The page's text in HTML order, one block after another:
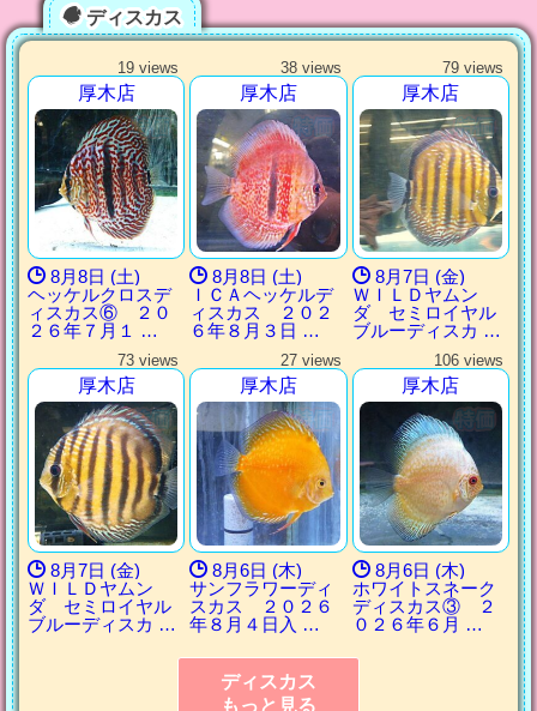
ディスカス
19 views
厚木店
8月8日 (土)
ヘッケルクロスデ
ィスカス⑥ ２０
２６年７月１ …
38 views
厚木店
8月8日 (土)
ＩＣＡヘッケルデ
ィスカス ２０２
６年８月３日 …
79 views
厚木店
8月7日 (金)
ＷＩＬＤヤムン
ダ セミロイヤル
ブルーディスカ …
73 views
厚木店
8月7日 (金)
ＷＩＬＤヤムン
ダ セミロイヤル
ブルーディスカ …
27 views
厚木店
8月6日 (木)
サンフラワーディ
スカス ２０２６
年８月４日入 …
106 views
厚木店
8月6日 (木)
ホワイトスネーク
ディスカス③ ２
０２６年６月 …
ディスカス
もっと見る